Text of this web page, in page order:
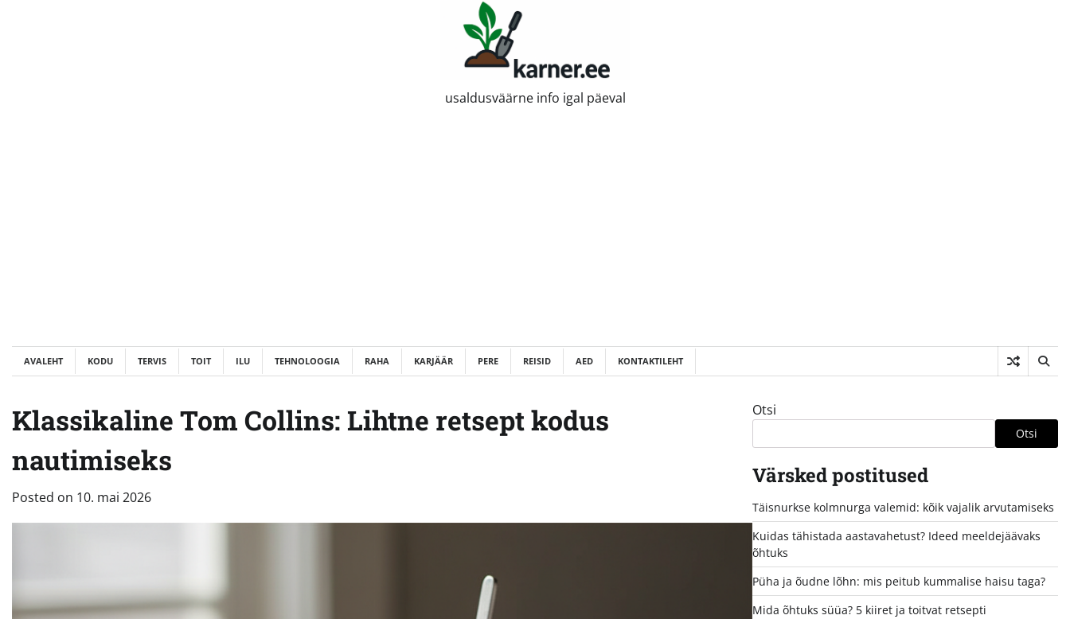
usaldusväärne info igal päeval
AVALEHT KODU TERVIS TOIT ILU TEHNOLOOGIA RAHA KARJÄÄR PERE REISID AED KONTAKTILEHT
Klassikaline Tom Collins: Lihtne retsept kodus
nautimiseks
Posted on 10. mai 2026
Otsi
Otsi
Värsked postitused
Täisnurkse kolmnurga valemid: kõik vajalik arvutamiseks
Kuidas tähistada aastavahetust? Ideed meeldejäävaks
õhtuks
Püha ja õudne lõhn: mis peitub kummalise haisu taga?
Mida õhtuks süüa? 5 kiiret ja toitvat retsepti